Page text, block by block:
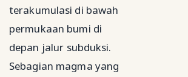
terakumulasi di bawah
permukaan bumi di
depan jalur subduksi.
Sebagian magma yang